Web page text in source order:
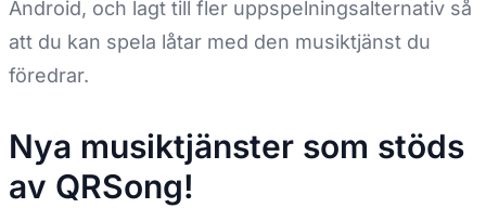
Android, och lagt till fler uppspelningsalternativ så
att du kan spela låtar med den musiktjänst du
föredrar.
Nya musiktjänster som stöds
av QRSong!